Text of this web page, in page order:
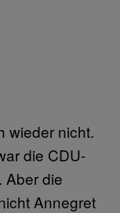
wieder nicht.
die CDU-
Aber die
Annegret